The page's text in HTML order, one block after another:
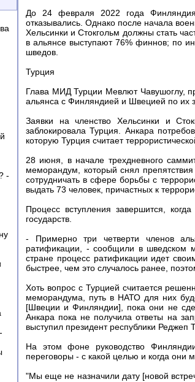
-
До 24 февраля 2022 года Финляндия
отказывались. Однако после начала
Хельсинки и Стокгольм должны стать
в альянсе выступают 76% финнов; по
шведов.
Турция
Глава МИД Турции Мевлют Чавушоглу,
альянса с Финляндией и Швецией по их
Заявки на членство Хельсинки и
заблокировала Турция. Анкара
которую Турция считает
28 июня, в начале трехдневного
меморандум, который снял
сотрудничать в сфере борьбы с
выдать 73 человек, причастных к
Процесс вступления завершится,
государств.
- Примерно три четверти членов
ратификации, - сообщили в шведском
стране процесс ратификации идет
быстрее, чем это случалось ранее,
Хоть вопрос с Турцией считается
меморандума, путь в НАТО для них
[Швеции и Финляндии], пока они не
Анкара пока не получила ответы на
выступил президент республики Реджеп
На этом фоне руководство
переговоры - с какой целью и когда они
"Мы еще не назначили дату [новой